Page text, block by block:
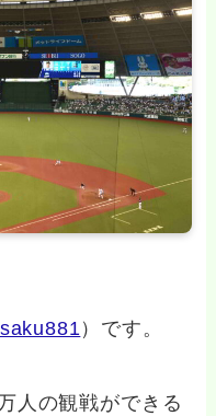
）です。
人の観戦ができる